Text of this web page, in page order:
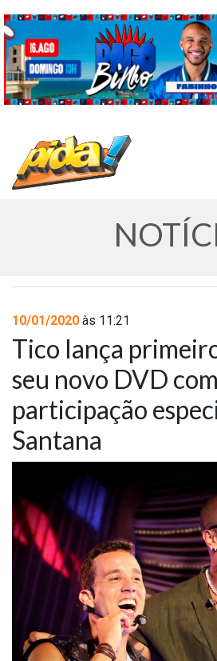
AGENDA
NOTÍCIAS
CONTATO
10/01/2020 às 11:21
Tico lança
seu novo DVD com
participação
Santana